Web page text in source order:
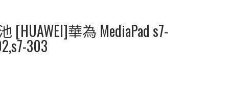
華為 MediaPad s7-
303